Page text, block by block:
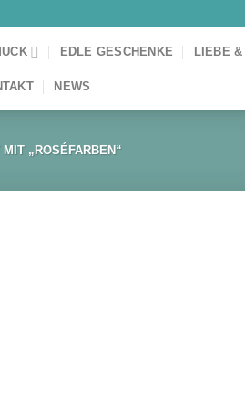
EDLE GESCHENKE LIEBE
NEWS
„ROSÉFARBEN“